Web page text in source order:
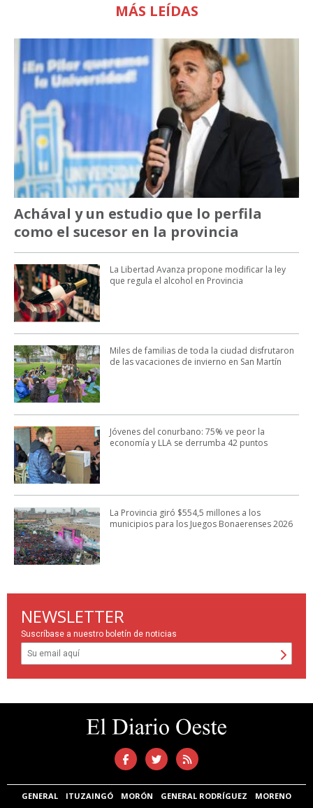
MÁS LEÍDAS
Achával y un estudio que lo perfila
como el sucesor en la provincia
La Libertad Avanza propone modificar la ley
que regula el alcohol en Provincia
Miles de familias de toda la ciudad disfrutaron
de las vacaciones de invierno en San Martín
Jóvenes del conurbano: 75% ve peor la
economía y LLA se derrumba 42 puntos
La Provincia giró $554,5 millones a los
municipios para los Juegos Bonaerenses 2026
NEWSLETTER
Suscríbase a nuestro boletín de noticias
GENERAL ITUZAINGÓ MORÓN GENERAL RODRÍGUEZ
MORENO